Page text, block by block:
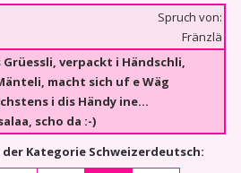
Spruch von:
Fränzlä
verpackt i Händschli,
macht sich uf e Wäg
i dis Händy ine…
scho da :-)
der Kategorie Schweizerdeutsch: